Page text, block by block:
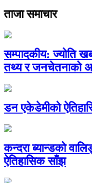
ताजा समाचार
सम्पादकीय: ज्योति
तथ्य र जनचेतनाको
डन एकेडेमीको
कन्दरा ब्यान्डको
ऐतिहासिक साँझ